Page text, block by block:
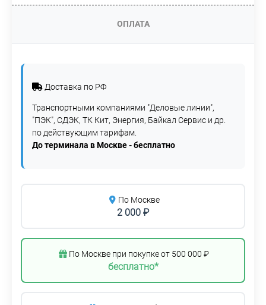
ОПЛАТА
Доставка по РФ
Транспортными компаниями "Деловые линии",
"ПЭК", СДЭК, ТК Кит, Энергия, Байкал Сервис и др.
по действующим тарифам.
До терминала в Москве - бесплатно
По Москве
2 000 ₽
По Москве при покупке от 500 000 ₽
бесплатно*